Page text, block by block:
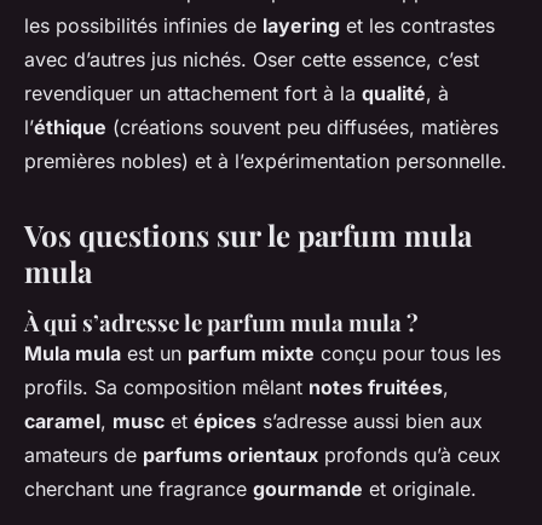
les possibilités infinies de layering et les contrastes
avec d’autres jus nichés. Oser cette essence, c’est
revendiquer un attachement fort à la qualité, à
l’éthique (créations souvent peu diffusées, matières
premières nobles) et à l’expérimentation personnelle.
Vos questions sur le parfum mula
mula
À qui s’adresse le parfum mula mula ?
Mula mula est un parfum mixte conçu pour tous les
profils. Sa composition mêlant notes fruitées,
caramel, musc et épices s’adresse aussi bien aux
amateurs de parfums orientaux profonds qu’à ceux
cherchant une fragrance gourmande et originale.